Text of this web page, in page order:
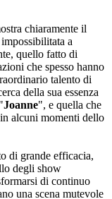
chiaramente il
a
quello fatto di
che spesso hanno
talento di
della sua essenza
Joanne", e quella che
alcuni momenti dello
di grande efficacia,
degli show
di continuo
una scena mutevole